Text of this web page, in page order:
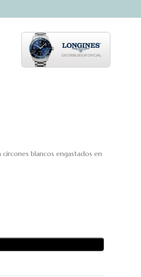
blancos engastados en